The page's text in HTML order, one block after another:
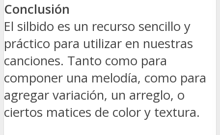
Conclusión
El silbido es un recurso sencillo y
práctico para utilizar en nuestras
canciones. Tanto como para
componer una melodía, como para
agregar variación, un arreglo, o
ciertos matices de color y textura.